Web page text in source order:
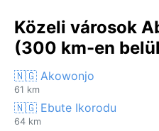
Közeli városok
(300 km-en
🇳🇬 Akowonjo
61 km
🇳🇬 Ebute Ikorodu
64 km